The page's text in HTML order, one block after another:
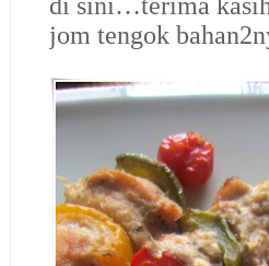
di sini…terima
jom tengok